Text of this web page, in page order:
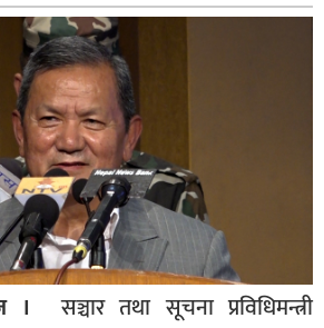
।
सञ्चार तथा सूचना प्रविधिमन्त्री